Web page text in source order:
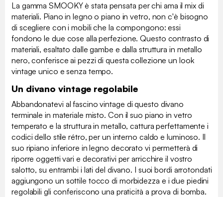
La gamma SMOOKY è stata pensata per chi ama il mix di
materiali. Piano in legno o piano in vetro, non c'è bisogno
di scegliere con i mobili che la compongono: essi
fondono le due cose alla perfezione. Questo contrasto di
materiali, esaltato dalle gambe e dalla struttura in metallo
nero, conferisce ai pezzi di questa collezione un look
vintage unico e senza tempo.
Un divano vintage regolabile
Abbandonatevi al fascino vintage di questo divano
terminale in materiale misto. Con il suo piano in vetro
temperato e la struttura in metallo, cattura perfettamente i
codici dello stile rétro, per un interno caldo e luminoso. Il
suo ripiano inferiore in legno decorato vi permetterà di
riporre oggetti vari e decorativi per arricchire il vostro
salotto, su entrambi i lati del divano. I suoi bordi arrotondati
aggiungono un sottile tocco di morbidezza e i due piedini
regolabili gli conferiscono una praticità a prova di bomba.